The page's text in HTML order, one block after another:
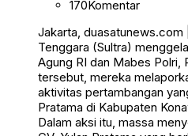
170Komentar
Jakarta, duasatunews.com
Tenggara (Sultra)
Agung RI dan Mabes Polri,
tersebut, mereka
aktivitas pertambangan
Pratama di Kabupaten
Dalam aksi itu, massa